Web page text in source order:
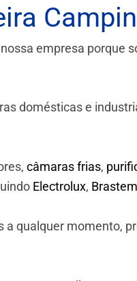
empresa porque
domésticas e
câmaras frias,
Electrolux,
qualquer momento,